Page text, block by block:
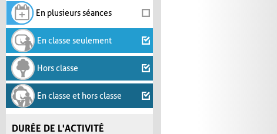
En plusieurs séances
En classe seulement
Hors classe
En classe et hors classe
DURÉE DE L'ACTIVITÉ